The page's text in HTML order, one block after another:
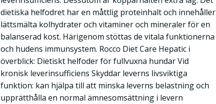
dietiska helfodret har en måttlig proteinhalt och innehåller
lättsmälta kolhydrater och vitaminer och mineraler för en
balanserad kost. Härigenom stöttas de vitala funktionerna
och hudens immunsystem. Rocco Diet Care Hepatic i
överblick: Dietiskt helfoder för fullvuxna hundar Vid
kronisk leverinsufficiens Skyddar leverns livsviktiga
funktion: kan hjälpa till att minska leverns belastning och
upprätthålla en normal ämnesomsättning i levern